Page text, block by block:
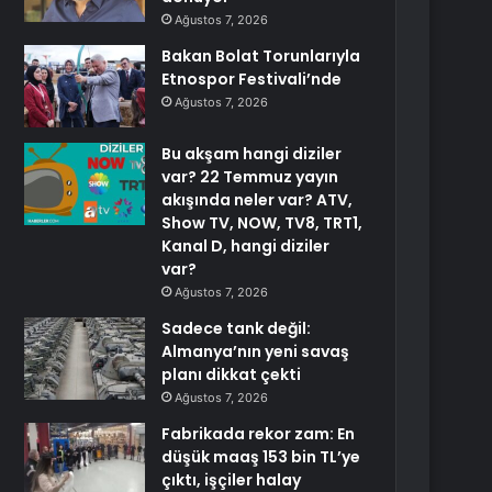
Ağustos 7, 2026
Bakan Bolat Torunlarıyla
Etnospor Festivali’nde
Ağustos 7, 2026
Bu akşam hangi diziler
var? 22 Temmuz yayın
akışında neler var? ATV,
Show TV, NOW, TV8, TRT1,
Kanal D, hangi diziler
var?
Ağustos 7, 2026
Sadece tank değil:
Almanya’nın yeni savaş
planı dikkat çekti
Ağustos 7, 2026
Fabrikada rekor zam: En
düşük maaş 153 bin TL’ye
çıktı, işçiler halay